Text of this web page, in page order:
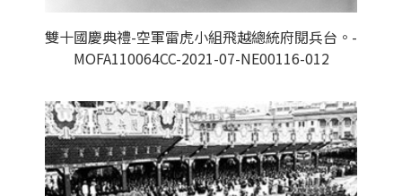
雙十國慶典禮-空軍雷虎小組飛越總統府閱兵台。-
MOFA110064CC-2021-07-NE00116-012